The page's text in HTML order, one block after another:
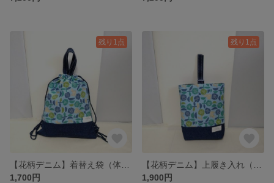
残り1点
1,700円
残り1点
1,900円